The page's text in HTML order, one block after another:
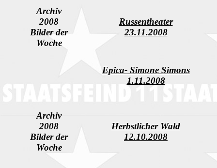
Archiv
2008
Bilder der
Woche
Russentheater
23.11.2008
Epica- Simone Simons
1.11.2008
Archiv
2008
Bilder der
Woche
Herbstlicher Wald
12.10.2008